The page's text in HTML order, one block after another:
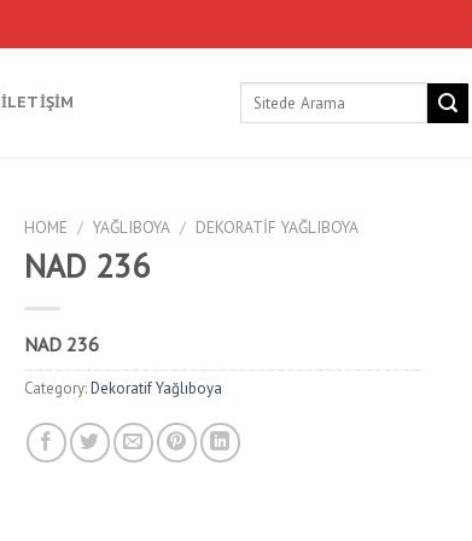
İLETIŞIM
Search
HOME / YAĞLIBOYA / DEKORATIF YAĞLIBOYA
NAD 236
NAD 236
Category:Dekoratif Yağlıboya